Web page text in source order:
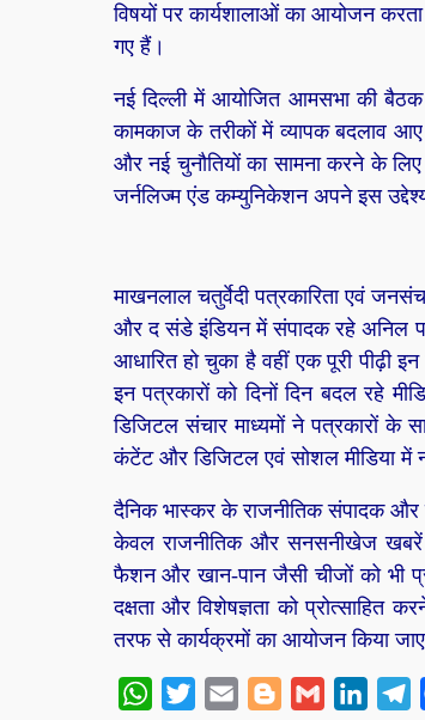
विषयों पर कार्यशालाओं का आयोजन
गए हैं।
नई दिल्ली में आयोजित आमसभा की बैठक
कामकाज के तरीकों में व्यापक बदलाव
और नई चुनौतियों का सामना करने के
जर्नलिज्म एंड कम्युनिकेशन अपने इस
माखनलाल चतुर्वेदी पत्रकारिता एवं
और द संडे इंडियन में संपादक रहे अनिल
आधारित हो चुका है वहीं एक पूरी पीढ़ी
इन पत्रकारों को दिनों दिन बदल रहे
डिजिटल संचार माध्यमों ने पत्रकारों
कंटेंट और डिजिटल एवं सोशल मीडिया में
दैनिक भास्कर के राजनीतिक संपादक और
केवल राजनीतिक और सनसनीखेज खबरें
फैशन और खान-पान जैसी चीजों को भी
दक्षता और विशेषज्ञता को प्रोत्साहित
तरफ से कार्यक्रमों का आयोजन किया
WhatsApp
Twitter Email BloggerGmail